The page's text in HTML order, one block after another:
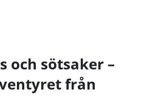
och sötsaker –
från